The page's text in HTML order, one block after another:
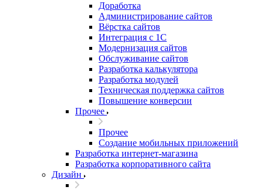
Доработка
Администрирование сайтов
Вёрстка сайтов
Интеграция с 1С
Модернизация сайтов
Обслуживание сайтов
Разработка калькулятора
Разработка модулей
Техническая поддержка сайтов
Повышение конверсии
Прочее
Прочее
Создание мобильных приложений
Разработка интернет-магазина
Разработка корпоративного сайта
Дизайн